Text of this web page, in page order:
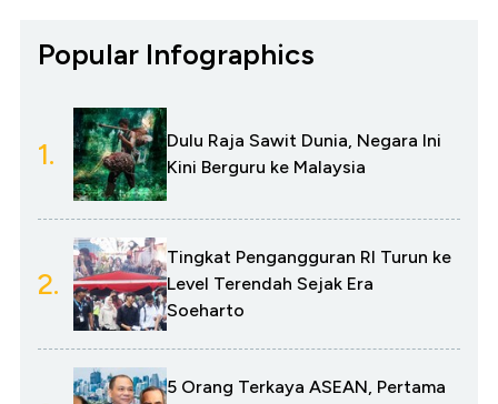
Popular Infographics
1.
Dulu Raja Sawit Dunia, Negara Ini
Kini Berguru ke Malaysia
2.
Tingkat Pengangguran RI Turun ke
Level Terendah Sejak Era
Soeharto
5 Orang Terkaya ASEAN, Pertama